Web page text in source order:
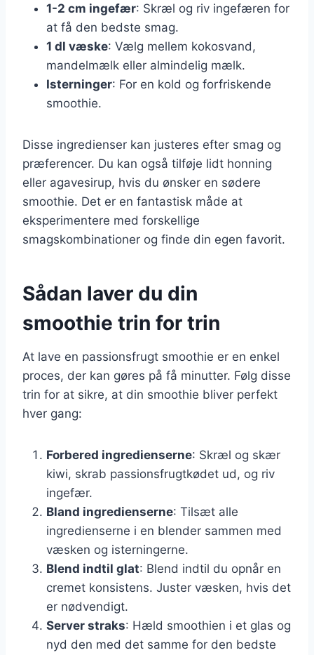
1-2 cm ingefær: Skræl og riv ingefæren for
at få den bedste smag.
1 dl væske: Vælg mellem kokosvand,
mandelmælk eller almindelig mælk.
Isterninger: For en kold og forfriskende
smoothie.
Disse ingredienser kan justeres efter smag og
præferencer. Du kan også tilføje lidt honning
eller agavesirup, hvis du ønsker en sødere
smoothie. Det er en fantastisk måde at
eksperimentere med forskellige
smagskombinationer og finde din egen favorit.
Sådan laver du din
smoothie trin for trin
At lave en passionsfrugt smoothie er en enkel
proces, der kan gøres på få minutter. Følg disse
trin for at sikre, at din smoothie bliver perfekt
hver gang:
Forbered ingredienserne: Skræl og skær
kiwi, skrab passionsfrugtkødet ud, og riv
ingefær.
Bland ingredienserne: Tilsæt alle
ingredienserne i en blender sammen med
væsken og isterningerne.
Blend indtil glat: Blend indtil du opnår en
cremet konsistens. Juster væsken, hvis det
er nødvendigt.
Server straks: Hæld smoothien i et glas og
nyd den med det samme for den bedste